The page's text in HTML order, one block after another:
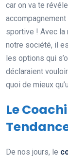
car on va te
sportive ! Avec la
notre société, il
les options qui
déclaraient
quoi de mieux
Le
De nos jours, le